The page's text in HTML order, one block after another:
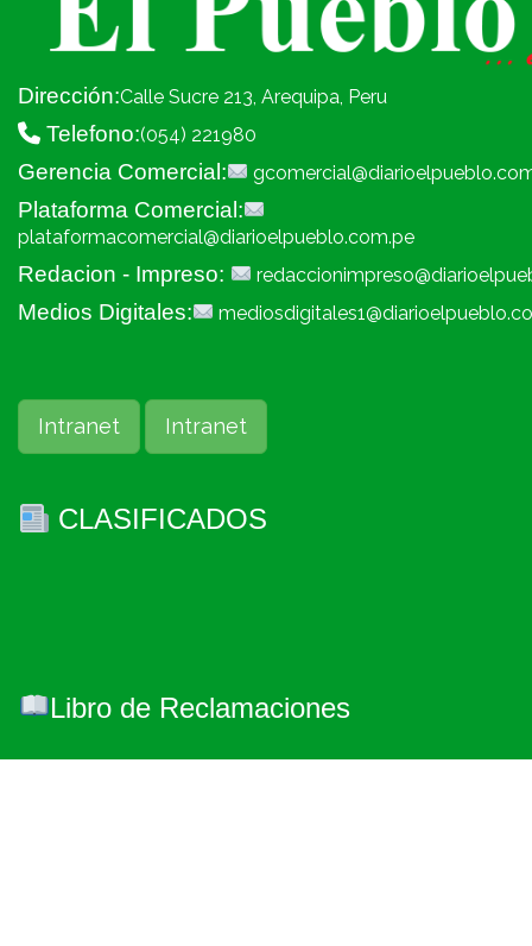
Dirección:Calle Sucre 213, Arequipa, Peru
Telefono:(054) 221980
Gerencia Comercial:
Plataforma Comercial:
plataformacomercial@diarioelpueblo.com.pe
Redacion - Impreso:
Medios Digitales:
Intranet Intranet
CLASIFICADOS
Libro de Reclamaciones